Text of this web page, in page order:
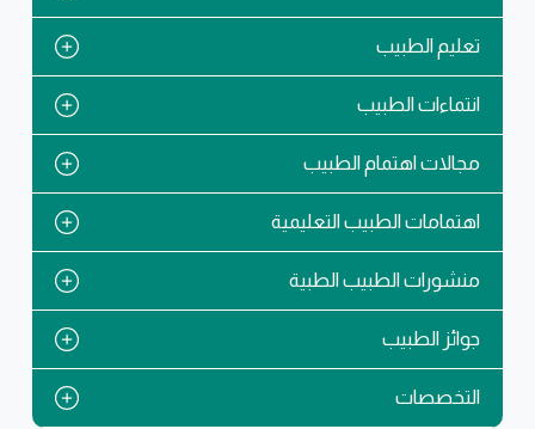
تعليم الطبيب
انتماءات الطبيب
مجالات اهتمام الطبيب
اهتمامات الطبيب التعليمية
منشورات الطبيب الطبية
جوائز الطبيب
التخصصات